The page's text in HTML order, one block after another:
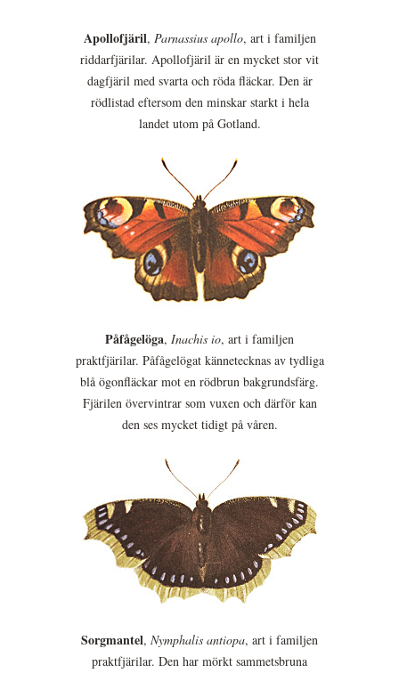
Apollofjäril, Parnassius apollo, art i familjen
riddarfjärilar. Apollofjäril är en mycket stor vit
dagfjäril med svarta och röda fläckar. Den är
rödlistad eftersom den minskar starkt i hela
landet utom på Gotland.
Påfågelöga, Inachis io, art i familjen
praktfjärilar. Påfågelögat kännetecknas av tydliga
blå ögonfläckar mot en rödbrun bakgrundsfärg.
Fjärilen övervintrar som vuxen och därför kan
den ses mycket tidigt på våren.
Sorgmantel, Nymphalis antiopa, art i familjen
praktfjärilar. Den har mörkt sammetsbruna